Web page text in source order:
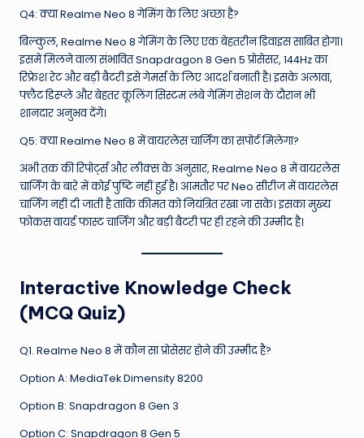
Q4: क्या Realme Neo 8 गेमिंग के लिए अच्छा है?
बिल्कुल, Realme Neo 8 गेमिंग के लिए एक बेहतरीन डिवाइस साबित होगा।
इसमें मिलने वाला संभावित Snapdragon 8 Gen 5 प्रोसेसर, 144Hz का
रिफ्रेश रेट और बड़ी बैटरी इसे गेमर्स के लिए आदर्श बनाती है। इसके अलावा,
फ्लैट डिस्प्ले और बेहतर कूलिंग सिस्टम लंबे गेमिंग सेशन के दौरान भी
शानदार अनुभव देंगे।
Q5: क्या Realme Neo 8 में वायरलेस चार्जिंग का सपोर्ट मिलेगा?
अभी तक की रिपोर्ट्स और लीक्स के अनुसार, Realme Neo 8 में वायरलेस
चार्जिंग के बारे में कोई पुष्टि नहीं हुई है। आमतौर पर Neo सीरीज में वायरलेस
चार्जिंग नहीं दी जाती है ताकि कीमत को नियंत्रित रखा जा सके। इसका मुख्य
फोकस वायर्ड फास्ट चार्जिंग और बड़ी बैटरी पर ही रहने की उम्मीद है।
Interactive Knowledge Check
(MCQ Quiz)
Q1. Realme Neo 8 में कौन सा प्रोसेसर होने की उम्मीद है?
Option A: MediaTek Dimensity 8200
Option B: Snapdragon 8 Gen 3
Option C: Snapdragon 8 Gen 5